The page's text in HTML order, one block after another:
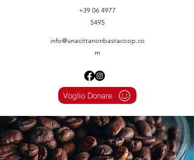
+39 06 4977
5495
info@unacittanonbastacoop.co
m
Voglio Donare